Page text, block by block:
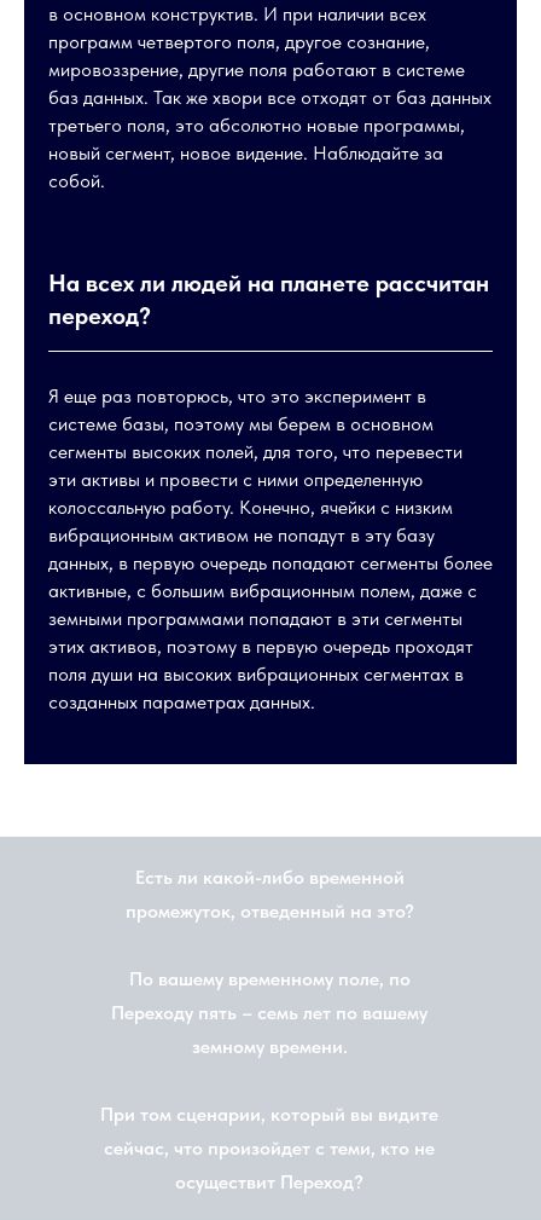
в основном конструктив. И при наличии всех
программ четвертого поля, другое сознание,
мировоззрение, другие поля работают в системе
баз данных. Так же хвори все отходят от баз данных
третьего поля, это абсолютно новые программы,
новый сегмент, новое видение. Наблюдайте за
собой.
На всех ли людей на планете рассчитан
переход?
Я еще раз повторюсь, что это эксперимент в
системе базы, поэтому мы берем в основном
сегменты высоких полей, для того, что перевести
эти активы и провести с ними определенную
колоссальную работу. Конечно, ячейки с низким
вибрационным активом не попадут в эту базу
данных, в первую очередь попадают сегменты более
активные, с большим вибрационным полем, даже с
земными программами попадают в эти сегменты
этих активов, поэтому в первую очередь проходят
поля души на высоких вибрационных сегментах в
созданных параметрах данных.
Есть ли какой-либо временной
промежуток, отведенный на это?
По вашему временному поле, по
Переходу пять – семь лет по вашему
земному времени.
При том сценарии, который вы видите
сейчас, что произойдет с теми, кто не
осуществит Переход?